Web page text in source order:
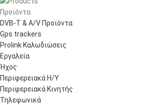
Προϊόντα
DVB-T & A/V Προϊόντα
Gps trackers
Prolink Καλωδιώσεις
Εργαλεία
Ήχος
Περιφερειακά Η/Υ
Περιφερειακά Κινητής
Τηλεφωνικά